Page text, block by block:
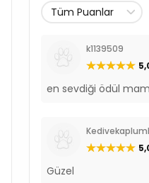
k1139509
en sevdiği ödül
Güzel